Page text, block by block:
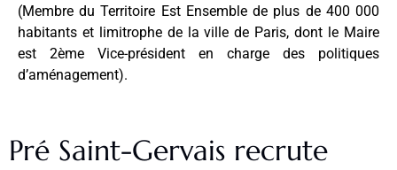
(Membre du Territoire Est Ensemble de plus de 400 000
habitants et limitrophe de la ville de Paris, dont le Maire
est 2ème Vice-président en charge des politiques
d’aménagement).
Pré Saint-Gervais recrute